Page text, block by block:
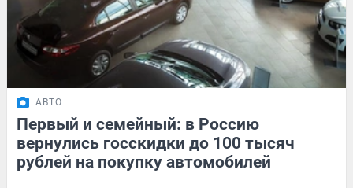
АВТО
Первый и семейный: в Россию
вернулись госскидки до 100 тысяч
рублей на покупку автомобилей